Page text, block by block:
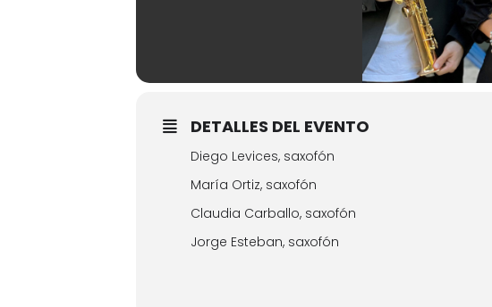
DETALLES DEL EVENTO
Diego Levices, saxofón
María Ortiz, saxofón
Claudia Carballo, saxofón
Jorge Esteban, saxofón